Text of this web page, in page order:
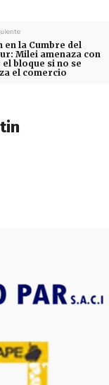
en la Cumbre del
Milei amenaza con
bloque si no se
el comercio